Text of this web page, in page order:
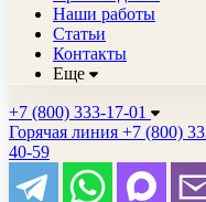
Наши работы
Статьи
Контакты
Еще
+7 (800) 333-17-01
Горячая линия +7 (800)
40-59